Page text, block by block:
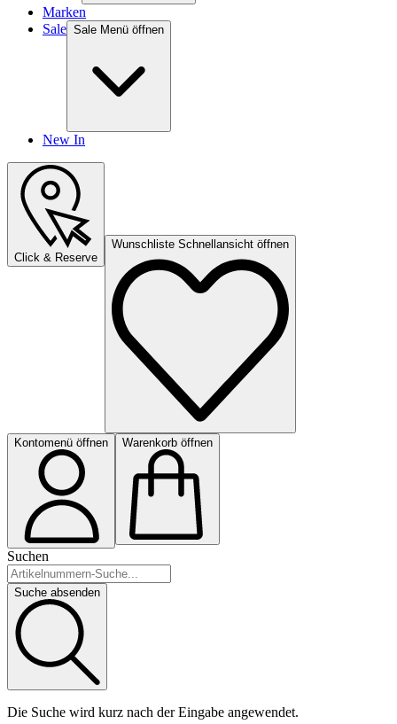
Marken
Sale Sale Menü öffnen
New In
Click & Reserve
Wunschliste Schnellansicht öffnen
Kontomenü öffnen Warenkorb öffnen
Suchen
Suche absenden
Die Suche wird kurz nach der Eingabe angewendet.